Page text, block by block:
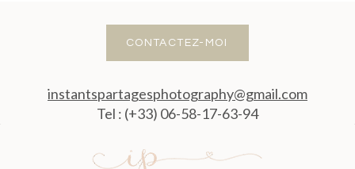
CONTACTEZ-MOI
instantspartagesphotography@gmail.com
Tel : (+33) 06-58-17-63-94